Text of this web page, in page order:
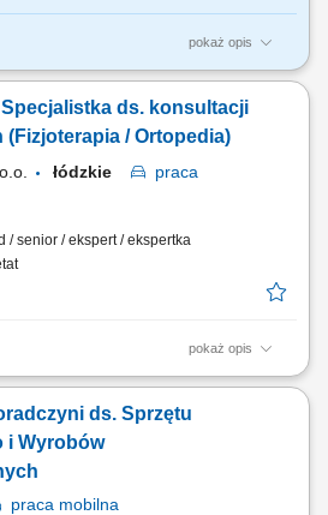
pokaż opis
należało: Promowanie produktów i
środowiskiem medycznym,
prezentacji produktowych i
ds. konsultacji
(Fizjoterapia / Ortopedia)
łódzkie
praca
/ senior / ekspert / ekspertka
pokaż opis
należało: Budowanie silnej pozycji
i aktywne rozwijanie
oraz placówkami ochrony
ds. Sprzętu
i Wyrobów
praca mobilna